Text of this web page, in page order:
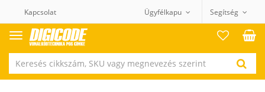
Kapcsolat Ügyfélkapu Segítség
Termék
kategóriák